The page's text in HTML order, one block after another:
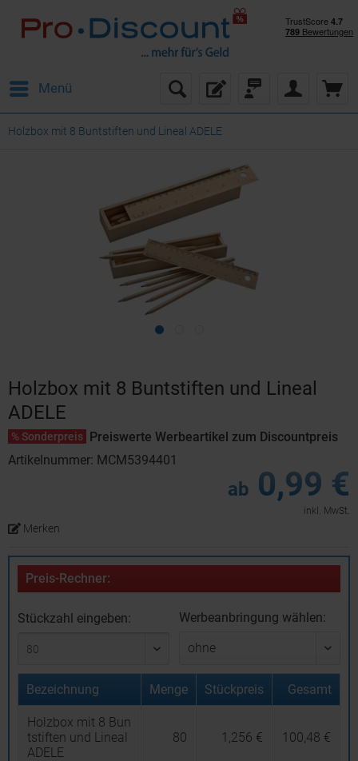
Menü
Holzbox mit 8 Buntstiften und Lineal ADELE
Holzbox mit 8 Buntstiften und Lineal
ADELE
% Sonderpreis Preiswerte Werbeartikel zum Discountpreis
Artikelnummer: MCM5394401
ab 0,99 €
inkl. MwSt.
Merken
Preis-Rechner:
Stückzahl eingeben: Werbeanbringung wählen:
Bezeichnung Menge Stückpreis Gesamt
Holzbox mit 8 Bun
tstiften und Lineal
ADELE
80 1,256 € 100,48 €